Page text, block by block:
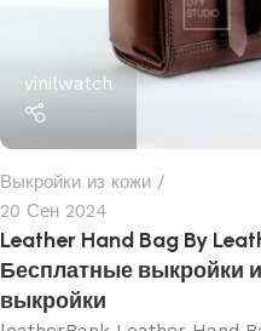
vinilwatch
Выкройки из кожи
20 Сен 2024
Leather Hand Bag By
Бесплатные выкройки
выкройки